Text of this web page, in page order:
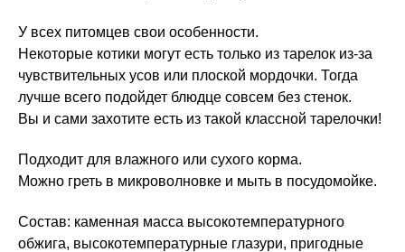
У всех питомцев свои особенности.
Некоторые котики могут есть только из тарелок из-за
чувствительных усов или плоской мордочки. Тогда
лучше всего подойдет блюдце совсем без стенок.
Вы и сами захотите есть из такой классной тарелочки!
Подходит для влажного или сухого корма.
Можно греть в микроволновке и мыть в посудомойке.
Состав: каменная масса высокотемпературного
обжига, высокотемпературные глазури, пригодные